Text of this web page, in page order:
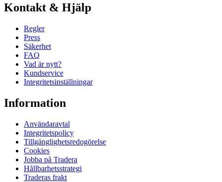
Kontakt & Hjälp
Regler
Press
Säkerhet
FAQ
Vad är nytt?
Kundservice
Integritetsinställningar
Information
Användaravtal
Integritetspolicy
Tillgänglighetsredogörelse
Cookies
Jobba på Tradera
Hållbarhetsstrategi
Traderas frakt